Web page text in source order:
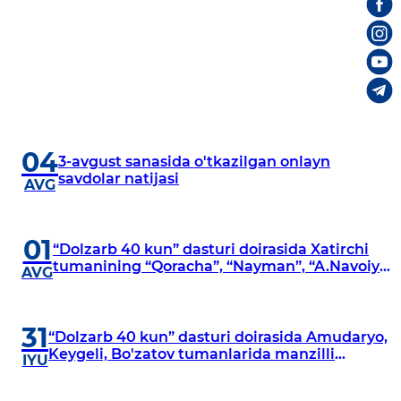
04
AVG
3-avgust sanasida o'tkazilgan onlayn
savdolar natijasi
01
AVG
“Dolzarb 40 kun” dasturi doirasida Xatirchi
tumanining “Qoracha”, “Nayman”, “A.Navoiy”
31
IYU
“Dolzarb 40 kun” dasturi doirasida Amudaryo,
Keygeli, Bo'zatov tumanlarida manzilli